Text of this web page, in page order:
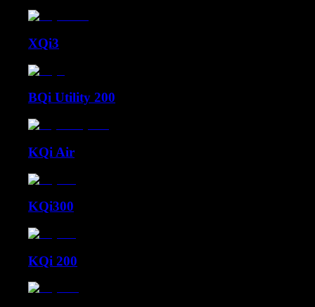
XQi3
BQi Utility 200
KQi Air
KQi300
KQi 200